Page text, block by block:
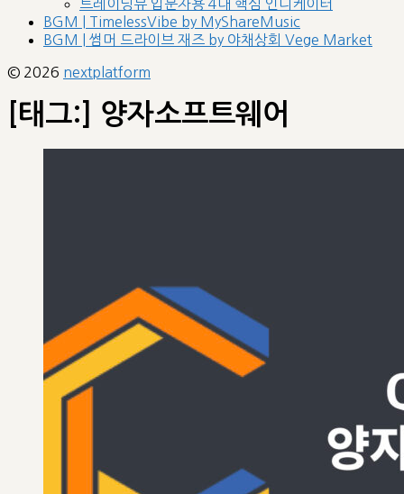
트레이딩뷰 입문자용 4대 핵심 인디케이터
BGM | TimelessVibe by MyShareMusic
BGM | 썸머 드라이브 재즈 by 야채상회 Vege Market
© 2026 nextplatform
[태그:] 양자소프트웨어